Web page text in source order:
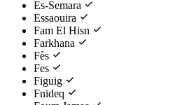
Es-Semara
Essaouira
Fam El Hisn
Farkhana
Fès
Fes
Figuig
Fnideq